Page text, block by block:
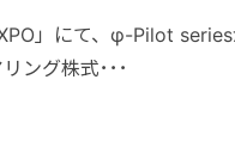
」にて、φ-Pilot
ング株式･･･